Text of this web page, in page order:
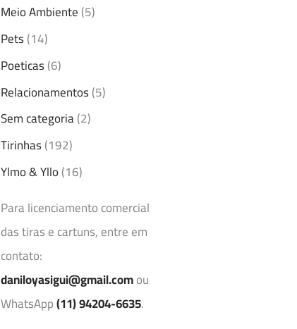
Meio Ambiente(5)
Pets(14)
Poeticas(6)
Relacionamentos(5)
Sem categoria(2)
Tirinhas(192)
Ylmo & Yllo(16)
Para licenciamento comercial
das tiras e cartuns, entre em
contato:
daniloyasigui@gmail.comou
WhatsApp(11) 94204-6635.